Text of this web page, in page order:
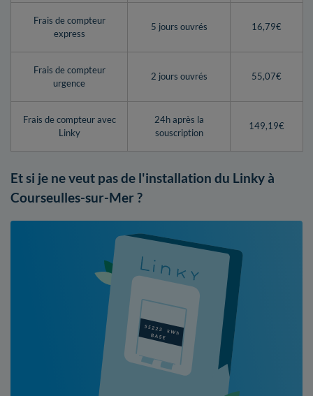
Frais de compteur
express
5 jours ouvrés 16,79€
Frais de compteur
urgence
2 jours ouvrés 55,07€
Frais de compteur avec
Linky
24h après la
souscription
149,19€
Et si je ne veut pas de l'installation du Linky à
Courseulles-sur-Mer ?